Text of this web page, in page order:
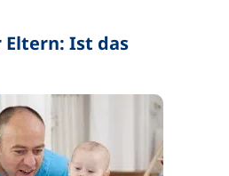
Ist das